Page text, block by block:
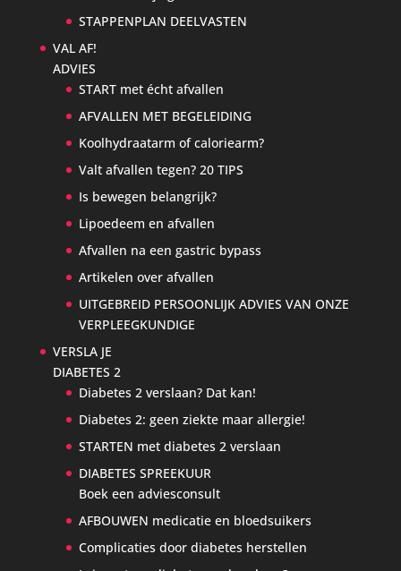
STAPPENPLAN DEELVASTEN
VAL AF!
ADVIES
START met écht afvallen
AFVALLEN MET BEGELEIDING
Koolhydraatarm of caloriearm?
Valt afvallen tegen? 20 TIPS
Is bewegen belangrijk?
Lipoedeem en afvallen
Afvallen na een gastric bypass
Artikelen over afvallen
UITGEBREID PERSOONLIJK ADVIES VAN ONZE
VERPLEEGKUNDIGE
VERSLA JE
DIABETES 2
Diabetes 2 verslaan? Dat kan!
Diabetes 2: geen ziekte maar allergie!
STARTEN met diabetes 2 verslaan
DIABETES SPREEKUUR
Boek een adviesconsult
AFBOUWEN medicatie en bloedsuikers
Complicaties door diabetes herstellen